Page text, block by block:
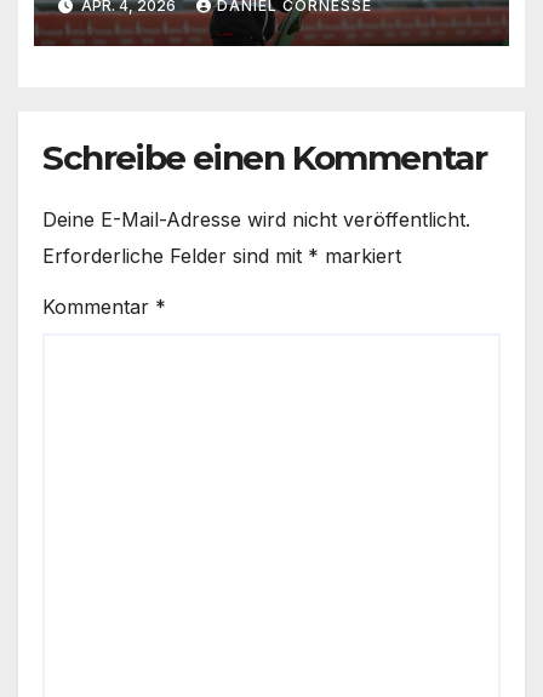
APR. 4, 2026 DANIEL CORNESSE
Schreibe einen Kommentar
Deine E-Mail-Adresse wird nicht veröffentlicht.
Erforderliche Felder sind mit * markiert
Kommentar *